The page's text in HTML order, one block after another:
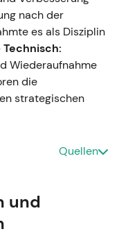
nach der
es als Disziplin
Technisch:
Wiederaufnahme
die
strategischen
— Starkes
for-like-
Quellen
und